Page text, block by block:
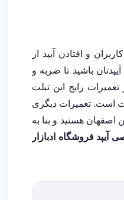
کاربران و افتادن آیپد از
باشید تا ضربه و
رایج این تبلت
است. تعمیرات دیگری
اصفهان هستید و بنا به
آیپد فروشگاه ادبازار